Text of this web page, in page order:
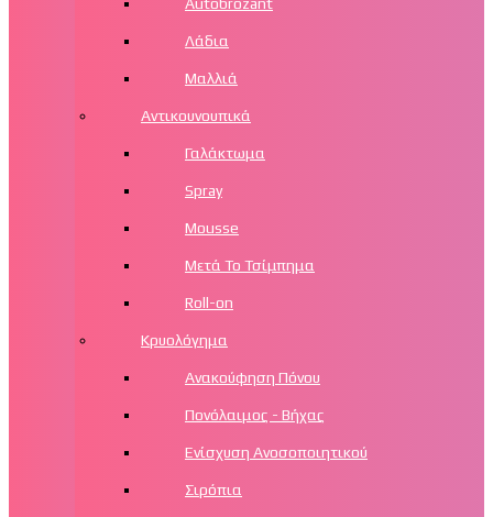
Λάδια
Μαλλιά
Αντικουνουπικά
Γαλάκτωμα
Spray
Mousse
Μετά Το Τσίμπημα
Roll-on
Κρυολόγημα
Ανακούφηση Πόνου
Πονόλαιμος - Βήχας
Ενίσχυση Ανοσοποιητικού
Σιρόπια